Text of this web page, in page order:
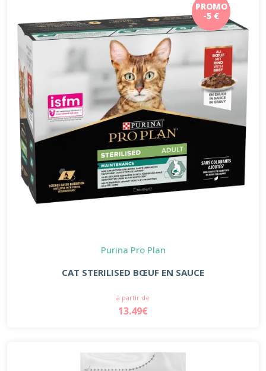
PROMO
-5 €
Purina Pro Plan
CAT STERILISED BŒUF EN SAUCE
à partir de
13.49€